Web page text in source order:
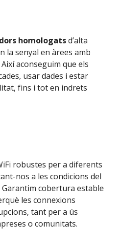
homologatsd’alta
la senyal en àrees amb
aconseguim que els
usar dades i estar
fins i tot en indrets
robustes per a diferents
nos a les condicions del
cobertura estable
les connexions
tant per a ús
o comunitats.